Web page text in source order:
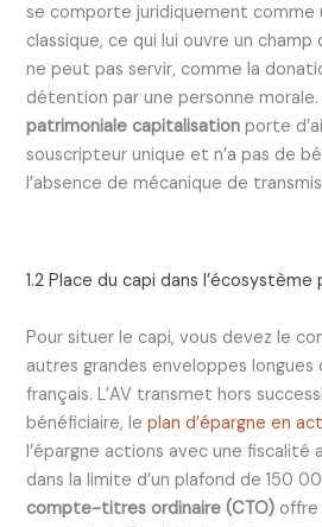
se comporte juridiquement comme
classique, ce qui lui ouvre un champ
ne peut pas servir, comme la
détention par une personne
patrimoniale capitalisation porte
souscripteur unique et n’a pas de
l’absence de mécanique de
1.2 Place du capi dans
Pour situer le capi, vous devez le
autres grandes enveloppes longues
français. L’AV transmet hors
bénéficiaire, leplan d’épargne en
l’épargne actions avec une fiscalité
dans la limite d’un plafond de 150
compte-titres ordinaire (CTO) offre